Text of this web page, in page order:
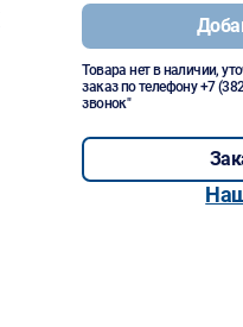
Товара нет в наличии,
заказ по телефону+7
звонок"